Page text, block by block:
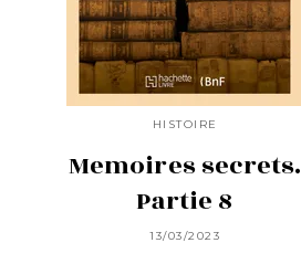
HISTOIRE
Memoires secrets.
Partie 8
13/03/2023